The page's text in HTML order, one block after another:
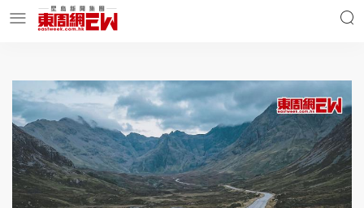
明星名人 時事財經
東周Ladies 優享生活